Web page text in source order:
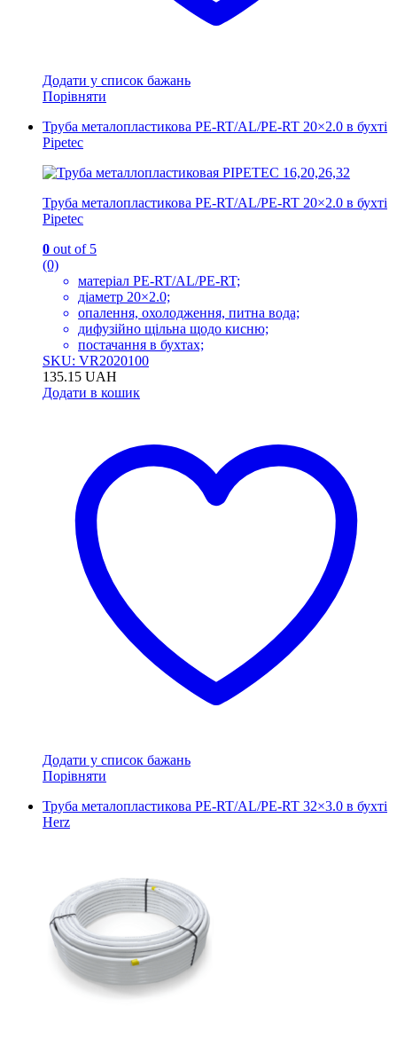
Додати у список бажань
Порівняти
Труба металопластикова PE-RT/AL/PE-RT 20×2.0 в бухті
Pipetec
Труба металопластикова PE-RT/AL/PE-RT 20×2.0 в бухті
Pipetec
0 out of 5
(0)
матеріал PE-RT/AL/PE-RT;
діаметр 20×2.0;
опалення, охолодження, питна вода;
дифузійно щільна щодо кисню;
постачання в бухтах;
SKU: VR2020100
135.15 UAH
Додати в кошик
Додати у список бажань
Порівняти
Труба металопластикова PE-RT/AL/PE-RT 32×3.0 в бухті
Herz